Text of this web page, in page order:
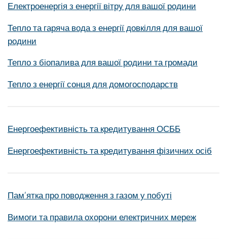
Електроенергія з енергії вітру для вашої родини
Тепло та гаряча вода з енергії довкілля для вашої
родини
Тепло з біопалива для вашої родини та громади
Тепло з енергії сонця для домогосподарств
Енергоефективність та кредитування ОСББ
Енергоефективність та кредитування фізичних осіб
Пам’ятка про поводження з газом у побуті
Вимоги та правила охорони електричних мереж